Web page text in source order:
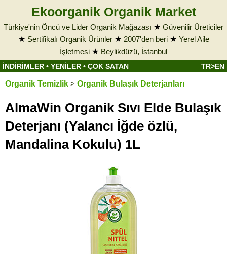
Ekoorganik Organik Market
Türkiye'nin Öncü ve Lider Organik Mağazası ★ Güvenilir Üreticiler
★ Sertifikalı Organik Ürünler★ 2007'den beri★ Yerel Aile
İşletmesi ★ Beylikdüzü, İstanbul
İNDİRİMLER • YENİLER • ÇOK SATAN TR>EN
Organik Temizlik > Organik Bulaşık Deterjanları
AlmaWin Organik Sıvı Elde Bulaşık
Deterjanı (Yalancı İğde özlü,
Mandalina Kokulu) 1L